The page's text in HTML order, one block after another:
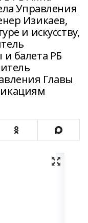
Управления
Изикаев,
и искусству,
балета РБ
Главы